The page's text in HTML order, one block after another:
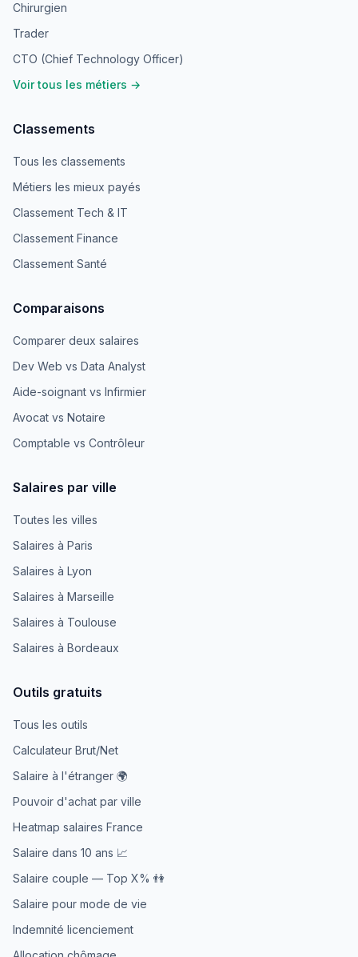
Chirurgien
Trader
CTO (Chief Technology Officer)
Voir tous les métiers →
Classements
Tous les classements
Métiers les mieux payés
Classement Tech & IT
Classement Finance
Classement Santé
Comparaisons
Comparer deux salaires
Dev Web vs Data Analyst
Aide-soignant vs Infirmier
Avocat vs Notaire
Comptable vs Contrôleur
Salaires par ville
Toutes les villes
Salaires à Paris
Salaires à Lyon
Salaires à Marseille
Salaires à Toulouse
Salaires à Bordeaux
Outils gratuits
Tous les outils
Calculateur Brut/Net
Salaire à l'étranger 🌍
Pouvoir d'achat par ville
Heatmap salaires France
Salaire dans 10 ans 📈
Salaire couple — Top X% 👫
Salaire pour mode de vie
Indemnité licenciement